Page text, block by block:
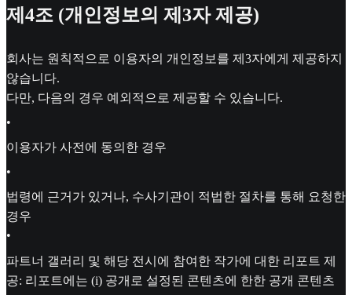
제4조 (개인정보의 제3자 제공)
회사는 원칙적으로 이용자의 개인정보를 제3자에게 제공하지
않습니다.
다만, 다음의 경우 예외적으로 제공할 수 있습니다.
•
이용자가 사전에 동의한 경우
•
법령에 근거가 있거나, 수사기관이 적법한 절차를 통해 요청한
경우
•
파트너 갤러리 및 해당 전시에 참여한 작가에 대한 리포트 제
공: 리포트에는 (i) 공개로 설정된 콘텐츠에 한한 공개 콘텐츠